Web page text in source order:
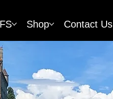
Shop Contact Us